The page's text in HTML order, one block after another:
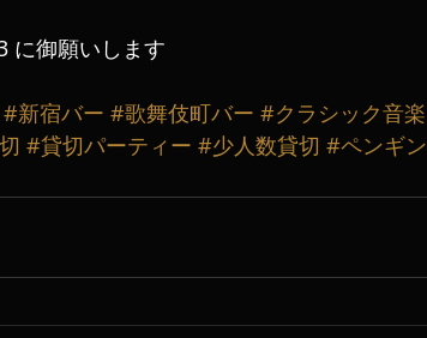
に御願いします
#新宿バー #歌舞伎町バー #クラシック音楽
#貸切パーティー #少人数貸切 #ペンギン